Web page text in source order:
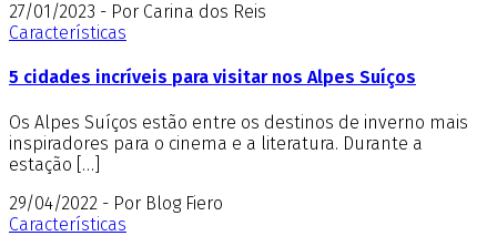
27/01/2023 - Por Carina dos Reis
Características
5 cidades incríveis para visitar nos Alpes Suíços
Os Alpes Suíços estão entre os destinos de inverno mais
inspiradores para o cinema e a literatura. Durante a
estação […]
29/04/2022 - Por Blog Fiero
Características